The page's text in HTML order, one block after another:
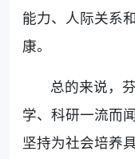
能力、人际关系
康。
总的来说，
学、科研一流而
坚持为社会培养